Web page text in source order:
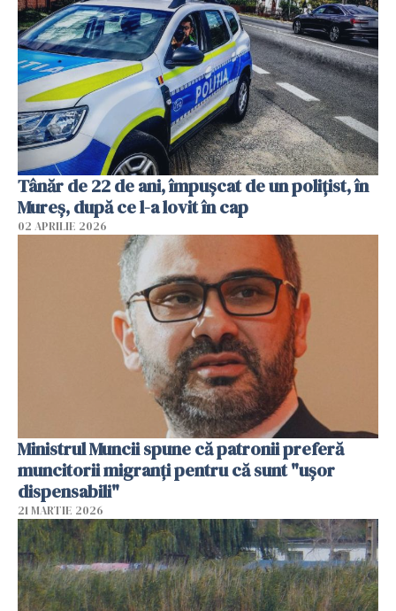
Tânăr de 22 de ani, împușcat de un polițist, în
Mureș, după ce l-a lovit în cap
02 APRILIE 2026
Ministrul Muncii spune că patronii preferă
muncitorii migranți pentru că sunt "uşor
dispensabili"
21 MARTIE 2026